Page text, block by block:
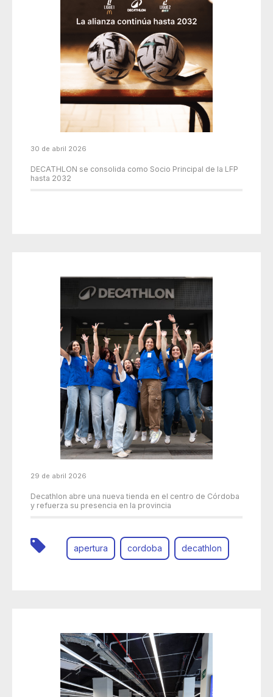
30 de abril 2026
DECATHLON se consolida como Socio Principal de la LFP
hasta 2032
29 de abril 2026
Decathlon abre una nueva tienda en el centro de Córdoba
y refuerza su presencia en la provincia
apertura cordoba decathlon